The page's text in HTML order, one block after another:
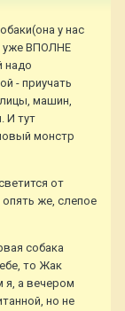
у нас
уже ВПОЛНЕ
надо
- приучать
машин,
И тут
монстр
от
же, слепое
собака
то Жак
я, а вечером
но не